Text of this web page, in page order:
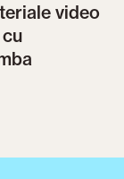
video